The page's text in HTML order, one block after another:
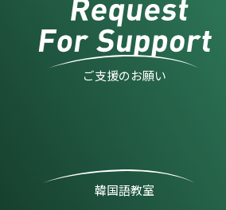
ご支援のお願い
韓国語教室